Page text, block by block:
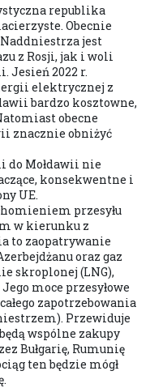
republika
Obecnie
jest
z Rosji, jak i woli
Jesień 2022 r.
elektrycznej z
bardzo kosztowne,
obecne
znacznie obniżyć
do Mołdawii nie
konsekwentne i
UE.
przesyłu
w kierunku z
to zaopatrywanie
oraz gaz
skroplonej (LNG),
moce przesyłowe
zapotrzebowania
Przewiduje
wspólne zakupy
Bułgarię, Rumunię
ten będzie mógł